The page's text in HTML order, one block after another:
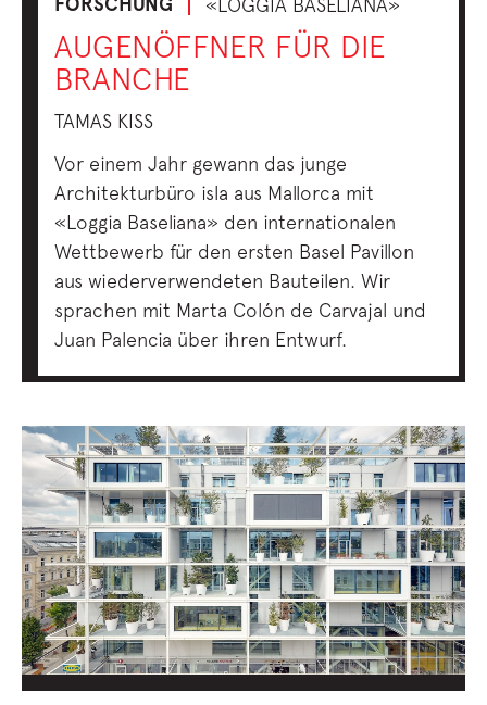
AUGENÖFFNER FÜR DIE
BRANCHE
TAMAS KISS
Vor einem Jahr gewann das junge
Architekturbüro isla aus Mallorca mit
«Loggia Baseliana» den internationalen
Wettbewerb für den ersten Basel Pavillon
aus wiederverwendeten Bauteilen. Wir
sprachen mit Marta Colón de Carvajal und
Juan Palencia über ihren Entwurf.